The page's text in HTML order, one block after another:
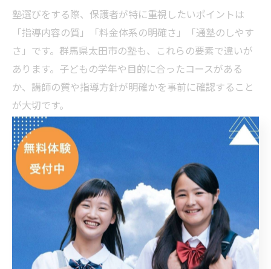
塾選びをする際、保護者が特に重視したいポイントは
「指導内容の質」「料金体系の明確さ」「通塾のしやす
さ」です。群馬県太田市の塾も、これらの要素で違いが
あります。子どもの学年や目的に合ったコースがある
か、講師の質や指導方針が明確かを事前に確認すること
が大切です。
料金に関しては、授業料だけでなく教材費や季節講習の
追加費用など、トータルでどのくらいかかるかを把握し
ましょう。また、駅近や送迎サービスの有無など、アク
セスの利便性も通塾継続の観点から重要です。保護者面
談や進路相談のサポート体制が充実している塾は、家庭
との連携がしやすく安心感があります。
口コミや体験談を参考にする際は、実際に通った生徒や
保護者の評価に注目し、「どのような成果があったか」